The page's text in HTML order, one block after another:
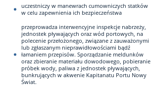
uczestniczy w manewrach cumowniczych statków
w celu zapewnienia ich bezpieczeństwa
przeprowadza interwencyjne inspekcje nabrzeży,
jednostek pływających oraz wód portowych, na
polecenie przełożonego, związane z zauważonymi
lub zgłaszanym nieprawidłowościami bądź
łamaniem przepisów. Sporządzanie meldunków
oraz zbieranie materiału dowodowego, pobieranie
próbek wody, paliwa z jednostek pływających,
bunkrujących w akwenie Kapitanatu Portu Nowy
Świat.